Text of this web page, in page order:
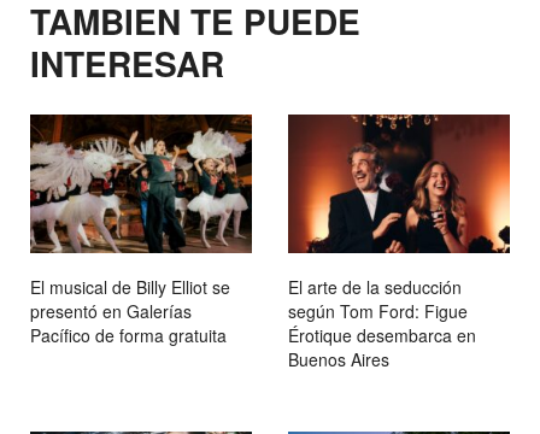
TAMBIEN TE PUEDE
INTERESAR
El musical de Billy Elliot se
presentó en Galerías
Pacífico de forma gratuita
El arte de la seducción
según Tom Ford: Figue
Érotique desembarca en
Buenos Aires